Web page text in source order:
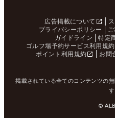
広告掲載について
プライバシーポリシー
ガイドライン
特定
ゴルフ場予約サービス利用規約
ポイント利用規約
お問
掲載されている全てのコンテンツの
す
©